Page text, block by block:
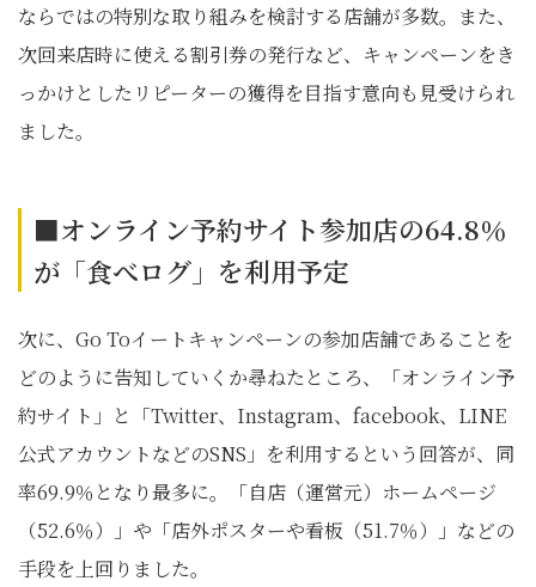
ならではの特別な取り組みを検討する店舗が多数。また、
次回来店時に使える割引券の発行など、キャンペーンをき
っかけとしたリピーターの獲得を目指す意向も見受けられ
ました。
■オンライン予約サイト参加店の64.8％
が「食べログ」を利用予定
次に、Go Toイートキャンペーンの参加店舗であることを
どのように告知していくか尋ねたところ、「オンライン予
約サイト」と「Twitter、Instagram、facebook、LINE
公式アカウントなどのSNS」を利用するという回答が、同
率69.9％となり最多に。「自店（運営元）ホームページ
（52.6％）」や「店外ポスターや看板（51.7％）」などの
手段を上回りました。